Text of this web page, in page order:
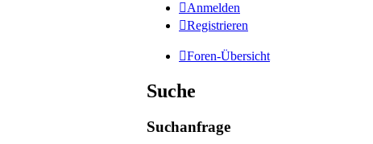
Anmelden
Registrieren
Foren-Übersicht
Suche
Suchanfrage